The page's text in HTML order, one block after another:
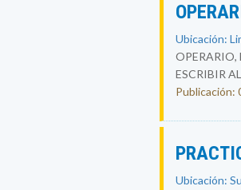
Ubicación:
OPERARIO,
ESCRIBIR
Publicación:
Ubicación: